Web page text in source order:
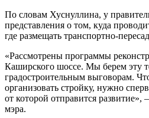
По словам Хуснуллина, у
представления о том, куда
где размещать транспортно-
«Рассмотрены программы
Каширского шоссе. Мы берем эту
градостроительным выговорам.
организовать стройку, нужно
от которой отправится развитие»,
мэра.